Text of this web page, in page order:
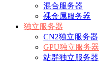
混合服务器
裸金属服务器
独立服务器
CN2独立服务器
GPU独立服务器
站群独立服务器